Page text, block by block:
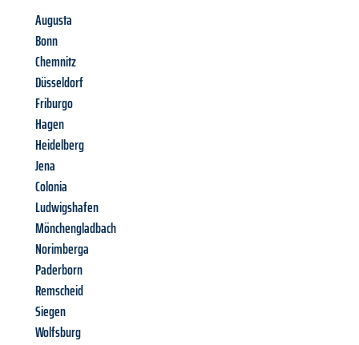
Augusta
Bonn
Chemnitz
Düsseldorf
Friburgo
Hagen
Heidelberg
Jena
Colonia
Ludwigshafen
Mönchengladbach
Norimberga
Paderborn
Remscheid
Siegen
Wolfsburg